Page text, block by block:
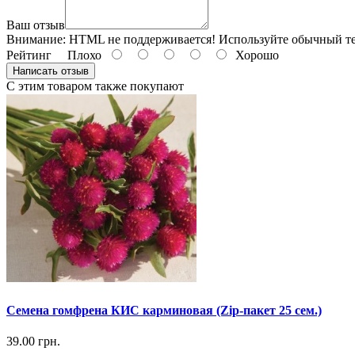
Ваш отзыв
Внимание: HTML не поддерживается! Используйте обычный
Рейтинг Плохо Хорошо
Написать отзыв
С этим товаром также покупают
Семена гомфрена КИС карминовая (Zip-пакет 25 сем.)
39.00 грн.